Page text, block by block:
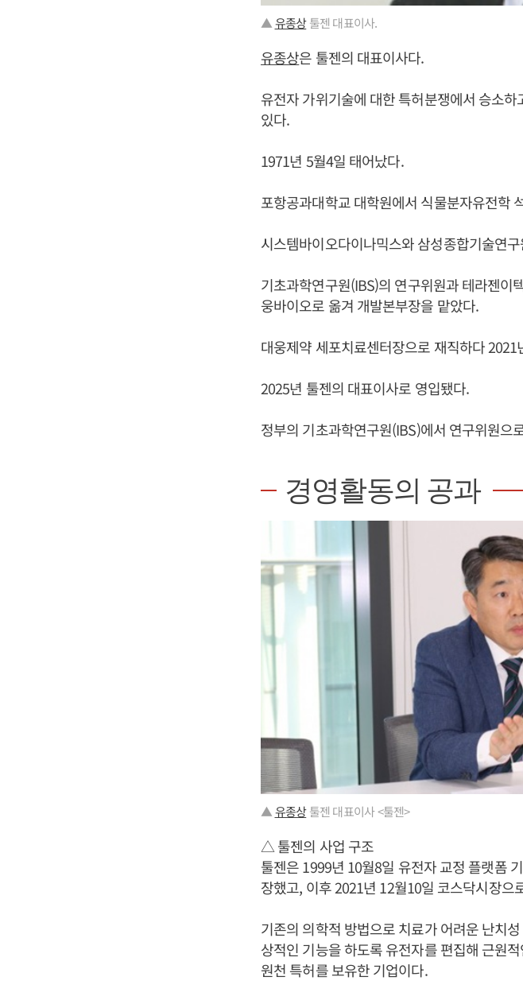
▲유종상툴젠 대표이사.
유종상은 툴젠의 대표이사다.
유전자 가위기술에 대한 특허분쟁에서 승소
있다.
1971년 5월4일 태어났다.
포항공과대학교 대학원에서 식물분자유전학
시스템바이오다이나믹스와 삼성종합기술연
기초과학연구원(IBS)의 연구위원과 테라젠이
웅바이오로 옮겨 개발본부장을 맡았다.
대웅제약 세포치료센터장으로 재직하다
2025년 툴젠의 대표이사로 영입됐다.
정부의 기초과학연구원(IBS)에서 연구위원으
경영활동의 공과
▲유종상툴젠 대표이사 <툴젠>
△ 툴젠의 사업 구조
툴젠은 1999년 10월8일 유전자 교정 플랫폼
장했고, 이후 2021년 12월10일 코스닥시장으
기존의 의학적 방법으로 치료가 어려운 난치
상적인 기능을 하도록 유전자를 편집해 근원
원천 특허를 보유한 기업이다.